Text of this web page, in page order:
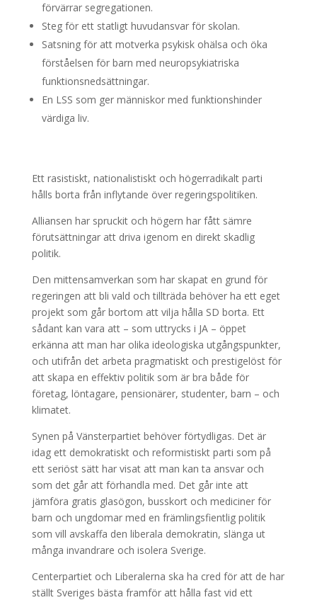
förvärrar segregationen.
Steg för ett statligt huvudansvar för skolan.
Satsning för att motverka psykisk ohälsa och öka
förståelsen för barn med neuropsykiatriska
funktionsnedsättningar.
En LSS som ger människor med funktionshinder
värdiga liv.
Ett rasistiskt, nationalistiskt och högerradikalt parti
hålls borta från inflytande över regeringspolitiken.
Alliansen har spruckit och högern har fått sämre
förutsättningar att driva igenom en direkt skadlig
politik.
Den mittensamverkan som har skapat en grund för
regeringen att bli vald och tillträda behöver ha ett eget
projekt som går bortom att vilja hålla SD borta. Ett
sådant kan vara att – som uttrycks i JA – öppet
erkänna att man har olika ideologiska utgångspunkter,
och utifrån det arbeta pragmatiskt och prestigelöst för
att skapa en effektiv politik som är bra både för
företag, löntagare, pensionärer, studenter, barn – och
klimatet.
Synen på Vänsterpartiet behöver förtydligas. Det är
idag ett demokratiskt och reformistiskt parti som på
ett seriöst sätt har visat att man kan ta ansvar och
som det går att förhandla med. Det går inte att
jämföra gratis glasögon, busskort och mediciner för
barn och ungdomar med en främlingsfientlig politik
som vill avskaffa den liberala demokratin, slänga ut
många invandrare och isolera Sverige.
Centerpartiet och Liberalerna ska ha cred för att de har
ställt Sveriges bästa framför att hålla fast vid ett